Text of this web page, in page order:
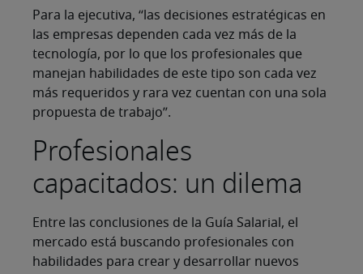
Para la ejecutiva, “las decisiones estratégicas en
las empresas dependen cada vez más de la
tecnología, por lo que los profesionales que
manejan habilidades de este tipo son cada vez
más requeridos y rara vez cuentan con una sola
propuesta de trabajo”.
Profesionales
capacitados: un dilema
Entre las conclusiones de la Guía Salarial, el
mercado está buscando profesionales con
habilidades para crear y desarrollar nuevos